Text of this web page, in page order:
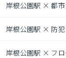
岸根公園駅 × 都市
岸根公園駅 × 防犯
岸根公園駅 × フ